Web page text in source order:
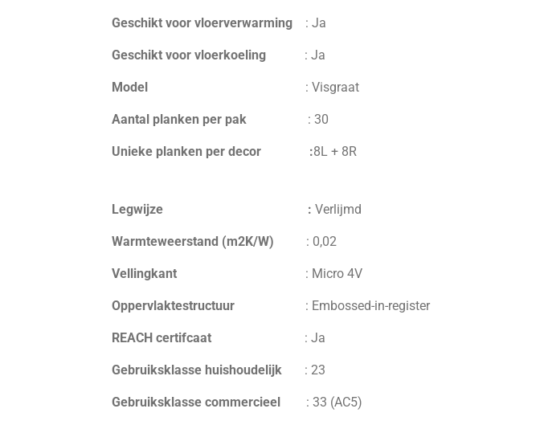
Geschikt voor vloerverwarming : Ja
Geschikt voor vloerkoeling : Ja
Model : Visgraat
Aantal planken per pak : 30
Unieke planken per decor :8L + 8R
Legwijze : Verlijmd
Warmteweerstand (m2K/W) : 0,02
Vellingkant : Micro 4V
Oppervlaktestructuur : Embossed-in-register
REACH certifcaat : Ja
Gebruiksklasse huishoudelijk : 23
Gebruiksklasse commercieel : 33 (AC5)